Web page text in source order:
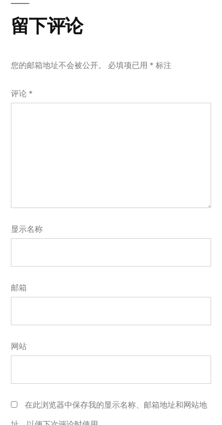
留下评论
您的邮箱地址不会被公开。 必填项已用 * 标注
评论 *
显示名称
邮箱
网站
在此浏览器中保存我的显示名称、邮箱地址和网站地